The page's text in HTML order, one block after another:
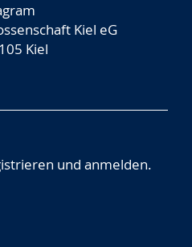
Kiel eG
Kiel
und anmelden.